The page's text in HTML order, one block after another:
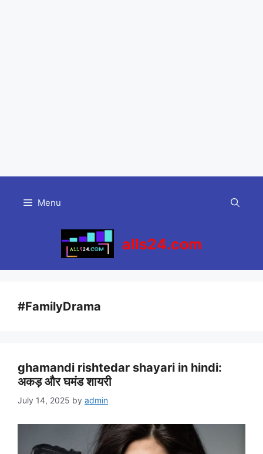
content
Menu
alls24.com
#FamilyDrama
ghamandi rishtedar shayari in hindi:
अकड़ और घमंड शायरी
July 14, 2025 by admin